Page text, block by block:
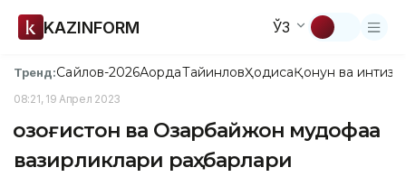
KAZINFORM ЎЗ
Тренд:Сайлов-2026АқордаТайинловҲодисаҚонун ва
08:21, 19 Апрел 2023
Қозоғистон ва Озарбайжон мудофаа
вазирликлари раҳбарлари